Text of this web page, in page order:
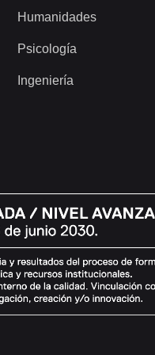
Humanidades
Psicología
Ingeniería